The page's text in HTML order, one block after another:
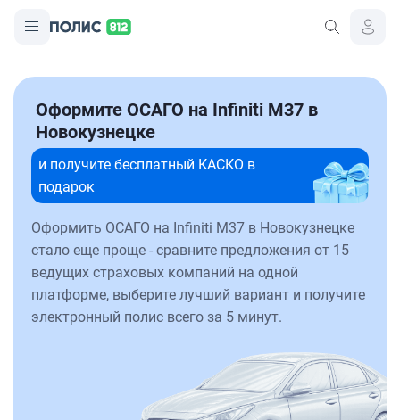
Оформите ОСАГО на Infiniti M37 в
Новокузнецке
и получите бесплатный КАСКО в
подарок
Оформить ОСАГО на Infiniti M37 в Новокузнецке
стало еще проще - сравните предложения от 15
ведущих страховых компаний на одной
платформе, выберите лучший вариант и получите
электронный полис всего за 5 минут.